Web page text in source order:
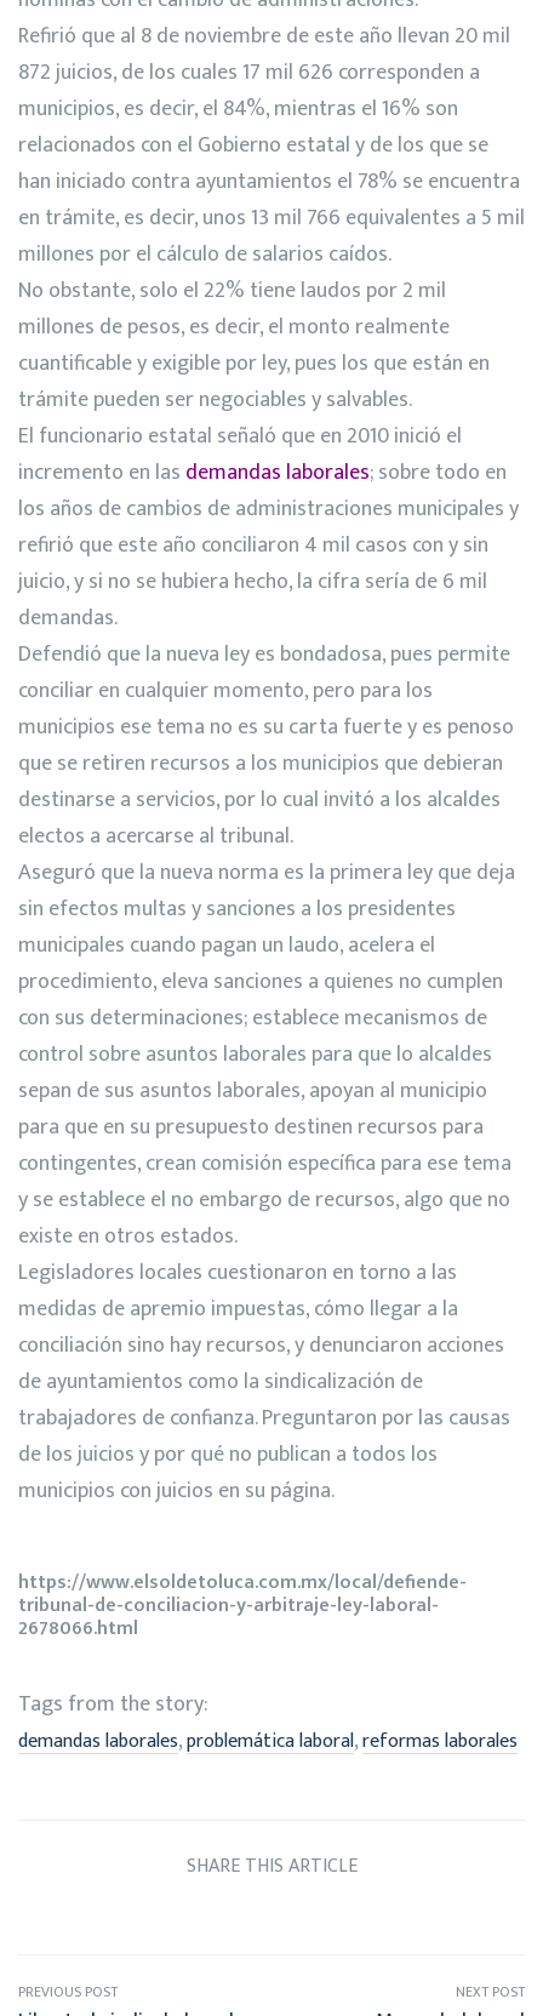
Refirió que al 8 de noviembre de este año llevan 20 mil
872 juicios, de los cuales 17 mil 626 corresponden a
municipios, es decir, el 84%, mientras el 16% son
relacionados con el Gobierno estatal y de los que se
han iniciado contra ayuntamientos el 78% se encuentra
en trámite, es decir, unos 13 mil 766 equivalentes a 5 mil
millones por el cálculo de salarios caídos.
No obstante, solo el 22% tiene laudos por 2 mil
millones de pesos, es decir, el monto realmente
cuantificable y exigible por ley, pues los que están en
trámite pueden ser negociables y salvables.
El funcionario estatal señaló que en 2010 inició el
incremento en las demandas laborales; sobre todo en
los años de cambios de administraciones municipales y
refirió que este año conciliaron 4 mil casos con y sin
juicio, y si no se hubiera hecho, la cifra sería de 6 mil
demandas.
Defendió que la nueva ley es bondadosa, pues permite
conciliar en cualquier momento, pero para los
municipios ese tema no es su carta fuerte y es penoso
que se retiren recursos a los municipios que debieran
destinarse a servicios, por lo cual invitó a los alcaldes
electos a acercarse al tribunal.
Aseguró que la nueva norma es la primera ley que deja
sin efectos multas y sanciones a los presidentes
municipales cuando pagan un laudo, acelera el
procedimiento, eleva sanciones a quienes no cumplen
con sus determinaciones; establece mecanismos de
control sobre asuntos laborales para que lo alcaldes
sepan de sus asuntos laborales, apoyan al municipio
para que en su presupuesto destinen recursos para
contingentes, crean comisión específica para ese tema
y se establece el no embargo de recursos, algo que no
existe en otros estados.
Legisladores locales cuestionaron en torno a las
medidas de apremio impuestas, cómo llegar a la
conciliación sino hay recursos, y denunciaron acciones
de ayuntamientos como la sindicalización de
trabajadores de confianza. Preguntaron por las causas
de los juicios y por qué no publican a todos los
municipios con juicios en su página.
https://www.elsoldetoluca.com.mx/local/defiende-
tribunal-de-conciliacion-y-arbitraje-ley-laboral-
2678066.html
Tags from the story:
demandas laborales,problemática laboral,reformas laborales
SHARE THIS ARTICLE
PREVIOUS POST NEXT POST